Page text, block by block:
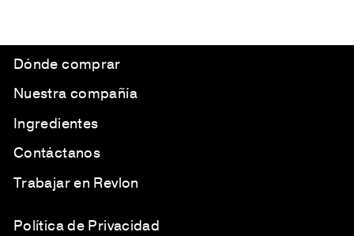
Dónde comprar
Nuestra compañía
Ingredientes
Contáctanos
Trabajar en Revlon
Política de Privacidad